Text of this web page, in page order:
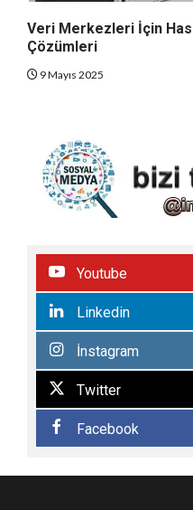
Veri Merkezleri İçin
Çözümleri
9 Mayıs 2025
Youtube
Linkedin
İnstagram
Twitter
Facebook